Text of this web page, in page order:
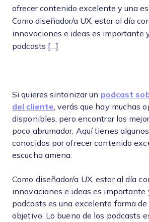
ofrecer contenido excelente y una
Como diseñador/a UX, estar al día
innovaciones e ideas es importante
podcasts […]
Si quieres sintonizar un podcast
del cliente , verás que hay muchas
disponibles, pero encontrar los
poco abrumador. Aquí tienes
conocidos por ofrecer contenido
escucha amena.
Como diseñador/a UX, estar al día
innovaciones e ideas es importante
podcasts es una excelente forma
objetivo. Lo bueno de los podcasts